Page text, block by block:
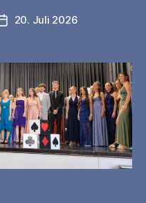
Veröffentlichungsdatum
20. Juli 2026